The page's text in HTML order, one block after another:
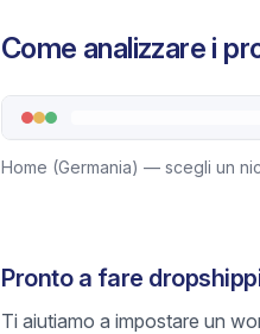
Come analizzare i
Home (Germania) — scegli un
Pronto a fare
Ti aiutiamo a impostare un